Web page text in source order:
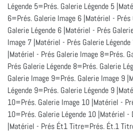
Légende 5=Prés. Galerie Légende 5
6=Prés. Galerie Image 6 |Matériel -
Galerie Légende 6 |Matériel - Prés
Image 7 |Matériel - Prés Galerie
|Matériel - Prés Galerie Image 8=Prés.
Prés Galerie Légende 8=Prés. Galerie
Galerie Image 9=Prés. Galerie Image 9
Légende 9=Prés. Galerie Légende 9
10=Prés. Galerie Image 10 |Matériel -
10=Prés. Galerie Légende 10 |Matériel
|Matériel - Prés Ét1 Titre=Prés. Ét.1